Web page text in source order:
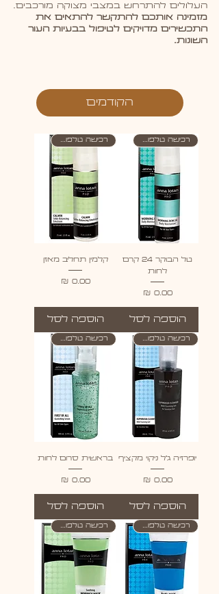
העלולים להתרחש במצבי מצוקה מורכבים.
מזמינה אותכם להתקשר להתאים את
התכשירים מדויקים לטיפול בבעיות העור
השונות.
הקודמים
רכישה טלפונית בלבד
טל הבוקר 24 קרם
לחות
מחיר‏0.00 ‏₪
הוספה לסל
רכישה טלפונית בלבד
קלמין תחליב מאזן
מחיר‏0.00 ‏₪
הוספה לסל
רכישה טלפונית בלבד
יופרזיה ג'ל ניקוי מקציף
מחיר‏0.00 ‏₪
הוספה לסל
רכישה טלפונית בלבד
בראשית סרום לחות
מחיר‏0.00 ‏₪
הוספה לסל
רכישה טלפונית בלבד רכישה טלפונית בלבד